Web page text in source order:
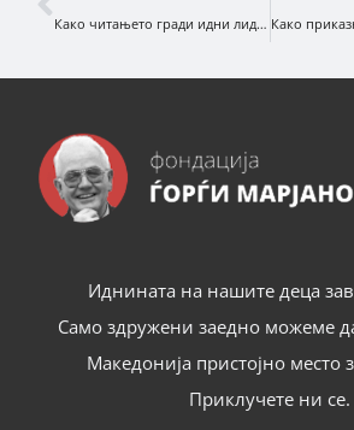
Како читањето гради идни лидерски вештини кај децата
Иднината на нашите деца
Само здружени заедно можеме
Македонија пристојно место
Приклучете ни се.